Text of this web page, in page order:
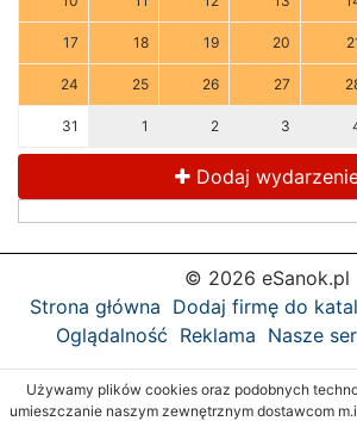
17 18 19 20
24 25 26 27
31 1 2 3
Dodaj
© 2026 eSanok.pl
Strona główna Dodaj firmę do
Oglądalność Reklama Nasze
Używamy plików cookies oraz podobnych
umieszczanie naszym zewnętrznym dostawcom